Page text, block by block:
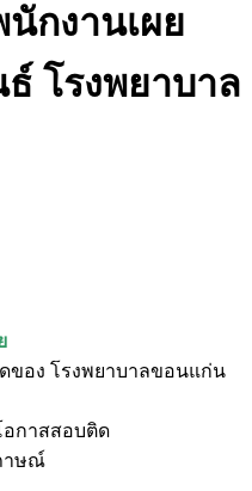
กงานเผย
โรงพยาบาล
ของ โรงพยาบาลขอนแก่น
กาสสอบติด
าษณ์